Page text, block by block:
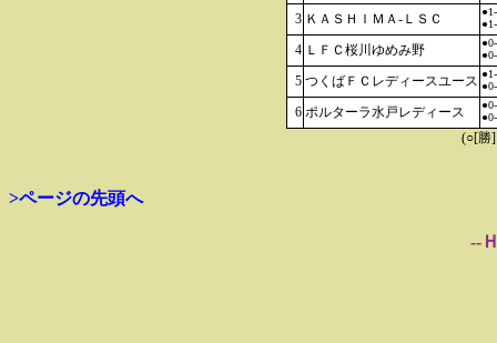
3 ＫＡＳＨＩＭＡ-ＬＳＣ
4 ＬＦＣ桜川ゆめみ野
5 つくばＦＣレディースユース
6 ポルターラ水戸レディース
(○[勝
>ページの先頭へ
--